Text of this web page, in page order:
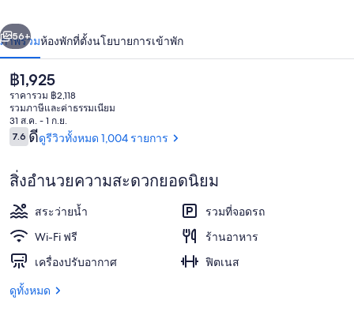
กรุงเทพ
ด้านหน้าที่พัก - ตอนเย็น/กลางคืน
า
ถัดไป
56+
ภาพรวมห้องพักที่ตั้งนโยบายการเข้าพัก
ราคา
ปัจจุบัน
฿1,925
฿1,925
ราคารวม ฿2,118
รวมภาษีและค่าธรรมเนียม
31 ส.ค. - 1 ก.ย.
รีวิว
7.67.6 จาก 10
ดีดูรีวิวทั้งหมด 1,004 รายการ
สิ่งอำนวยความสะดวกยอดนิยม
สระว่ายน้ำ
รวมที่จอดรถ
Wi-Fi ฟรี
ร้านอาหาร
เครื่องปรับอากาศ
ฟิตเนส
ดูทั้งหมด